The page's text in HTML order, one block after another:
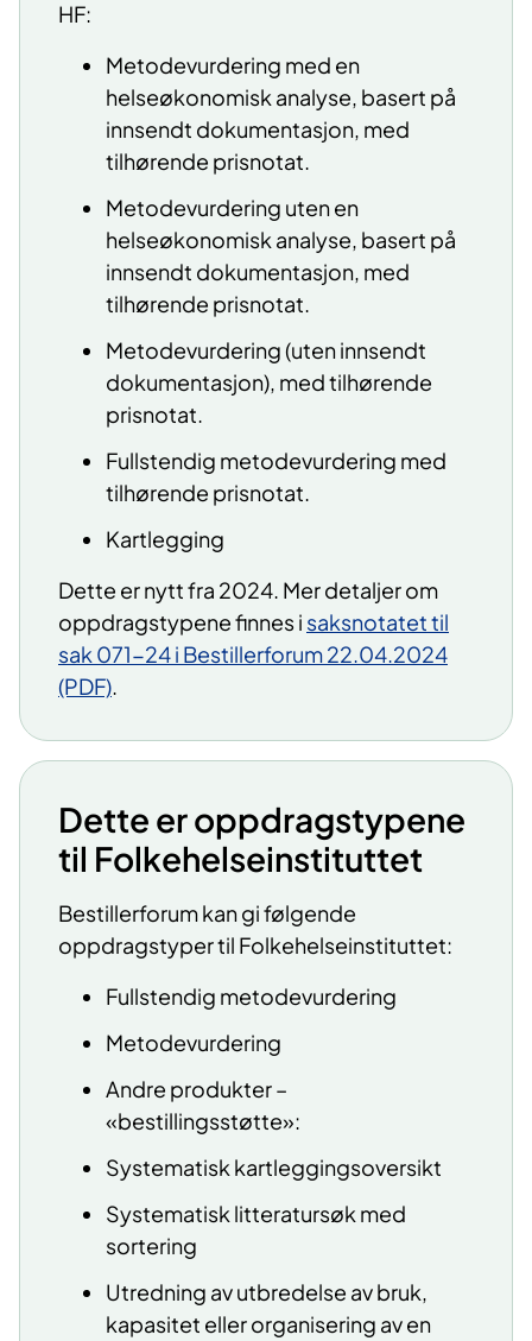
HF:
Metodevurdering med en
helseøkonomisk analyse, basert på
innsendt dokumentasjon, med
tilhørende prisnotat.
Metodevurdering uten en
helseøkonomisk analyse, basert på
innsendt dokumentasjon, med
tilhørende prisnotat.
Metodevurdering (uten innsendt
dokumentasjon), med tilhørende
prisnotat.
Fullstendig metodevurdering med
tilhørende prisnotat.
Kartlegging
Dette er nytt fra 2024. Mer detaljer om
oppdragstypene finnes i saksnotatet til
sak 071-24 i Bestillerforum 22.04.2024
(PDF).
Dette er oppdragstypene
til Folkehelseinstituttet
Bestillerforum kan gi følgende
oppdragstyper til Folkehelseinstituttet:
Fullstendig metodevurdering
Metodevurdering
Andre produkter –
«bestillingsstøtte»:
Systematisk kartleggingsoversikt
Systematisk litteratursøk med
sortering
Utredning av utbredelse av bruk,
kapasitet eller organisering av en